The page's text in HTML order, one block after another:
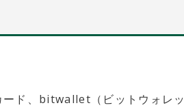
ド、bitwallet（ビットウォレッ